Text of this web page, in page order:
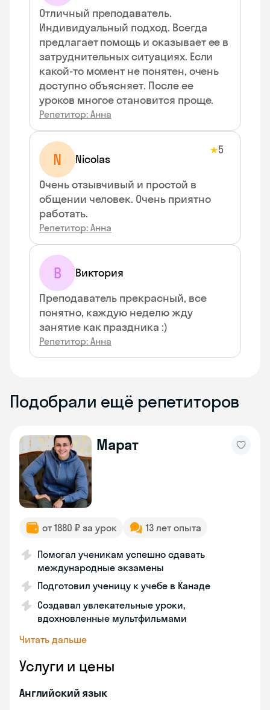
Отличный преподаватель.
Индивидуальный подход. Всегда
предлагает помощь и оказывает ее в
затруднительных ситуациях. Если
какой-то момент не понятен, очень
доступно объясняет. После ее
уроков многое становится проще.
Репетитор: Анна
N Nicolas
★5
Очень отзывчивый и простой в
общении человек. Очень приятно
работать.
Репетитор: Анна
В
Виктория
Преподаватель прекрасный, все
понятно, каждую неделю жду
занятие как праздника :)
Репетитор: Анна
Подобрали ещё репетиторов
Марат
от 1880 ₽ за урок 13 лет опыта
Помогал ученикам успешно сдавать
международные экзамены
Подготовил ученицу к учебе в Канаде
Создавал увлекательные уроки,
вдохновленные мультфильмами
Читать дальше
Услуги и цены
Английский язык